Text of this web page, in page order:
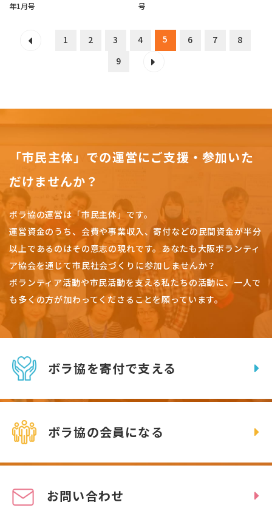
年1月号
号
1 2 3 4 5 6 7
8
9
「市民主体」での運営にご支援・参加いた
だけませんか？
ボラ協の運営は「市民主体」です。
運営資金のうち、会費や事業収入、寄付などの民間資金が半分
以上であるのはその意志の現れです。 あなたも大阪ボランティ
ア協会を通じて市民社会づくりに参加しませんか？
ボランティア活動や市民活動を支える私たちの活動に、一人で
も多くの方が加わってくださることを願っています。
ボラ協を寄付で支える
ボラ協の会員になる
お問い合わせ